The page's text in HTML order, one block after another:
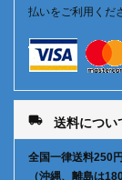
払いをご利用くだ
local_shipping 送料につい
全国一律送料250円
（沖縄、離島は